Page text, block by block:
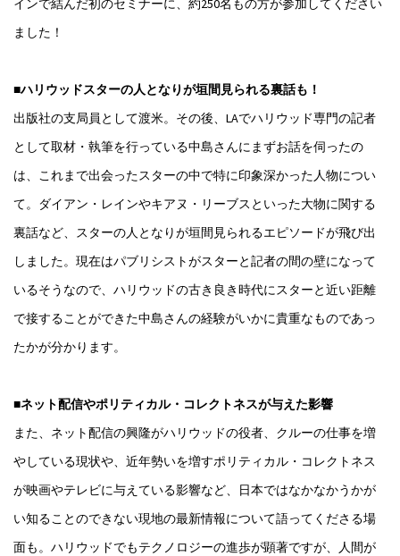
インで結んだ初のセミナーに、約250名もの方が参加してください
ました！
■ハリウッドスターの人となりが垣間見られる裏話も！
出版社の支局員として渡米。その後、LAでハリウッド専門の記者
として取材・執筆を行っている中島さんにまずお話を伺ったの
は、これまで出会ったスターの中で特に印象深かった人物につい
て。ダイアン・レインやキアヌ・リーブスといった大物に関する
裏話など、スターの人となりが垣間見られるエピソードが飛び出
しました。現在はパブリシストがスターと記者の間の壁になって
いるそうなので、ハリウッドの古き良き時代にスターと近い距離
で接することができた中島さんの経験がいかに貴重なものであっ
たかが分かります。
■ネット配信やポリティカル・コレクトネスが与えた影響
また、ネット配信の興隆がハリウッドの役者、クルーの仕事を増
やしている現状や、近年勢いを増すポリティカル・コレクトネス
が映画やテレビに与えている影響など、日本ではなかなかうかが
い知ることのできない現地の最新情報について語ってくださる場
面も。ハリウッドでもテクノロジーの進歩が顕著ですが、人間が